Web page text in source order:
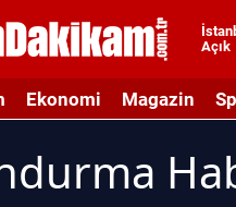
Açık
Ekonomi Magazin